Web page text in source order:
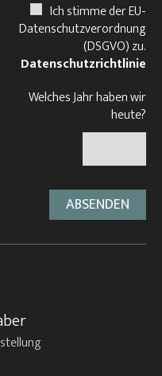
Ich stimme der EU-
Datenschutzverordnung
(DSGVO) zu.
Datenschutzrichtlinie
Welches Jahr haben wir
heute?